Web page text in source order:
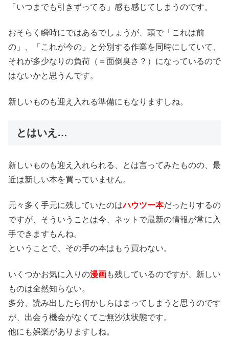
「いつまでも引きずってる」感も感じてしまうのです。
おそらく瞬時にではあるでしょうが、頭で「これは前
の」、「これが今の」と分別する作業を同時にしていて、
それが多少なりの負荷（＝面倒臭さ？）になっているので
はないかと思うんです。
新しいものも迎え入れる準備にもなりますしね。
とはいえ…
新しいものも迎え入れられる、とは言ってみたものの、最
近は新しい本を買っていません。
元々多く手元に残していたのはハウツー本だったりするの
ですが、そういうことは今、ネットで最新の情報が常に入
手できますもんね。
ということで、その手の本はもう買わない。
いくつかお気に入りの漫画も残しているのですが、新しい
ものは全然知らない。
多分、読み出したら何かしらはまってしまうと思うのです
が、出会う機会がなくてご無沙汰状態です。
他にも娯楽がありますしね。